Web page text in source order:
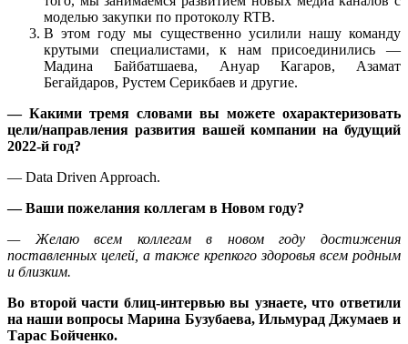
моделью закупки по протоколу RTB.
В этом году мы существенно усилили нашу команду
крутыми специалистами, к нам присоединились —
Мадина Байбатшаева, Ануар Кагаров, Азамат
Бегайдаров, Рустем Серикбаев и другие.
— Какими тремя словами вы можете охарактеризовать
цели/направления развития вашей компании на будущий
2022-й год?
— Data Driven Approach.
— Ваши пожелания коллегам в Новом году?
— Желаю всем коллегам в новом году достижения
поставленных целей, а также крепкого здоровья всем родным
и близким.
Во второй части блиц-интервью вы узнаете, что ответили
на наши вопросы Марина Бузубаева, Ильмурад Джумаев и
Тарас Бойченко.